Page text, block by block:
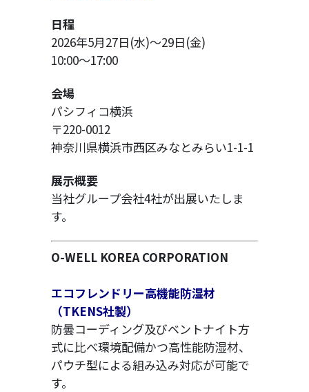
日程
2026年5月27日(水)～29日(金)
10:00～17:00
会場
パシフィコ横浜
〒220-0012
神奈川県横浜市西区みなとみらい1-1-1
展示概要
当社グループ会社4社が出展いたしま
す。
O-WELL KOREA CORPORATION
エコフレンドリー高機能防湿材
（TKENS社製）
防曇コーディング及びベントナイト方
式に比べ環境配備かつ高性能防湿材、
パウチ型による組み込み対応が可能で
す。